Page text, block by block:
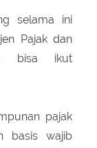
selama ini
Pajak dan
bisa ikut
pajak
basis wajib